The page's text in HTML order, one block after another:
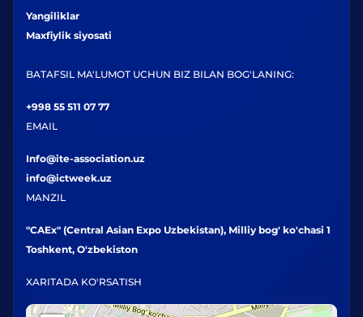
Yangiliklar
Maxfiylik siyosati
BATAFSIL MA'LUMOT UCHUN BIZ BILAN BOG'LANING:
+998 55 511 07 77
EMAIL
Info@ite-association.uz
info@ictweek.uz
MANZIL
"CAEx" (Central Asian Expo Uzbekistan), Milliy bog' ko'chasi 1
Toshkent, O'zbekiston
XARITADA KO'RSATISH